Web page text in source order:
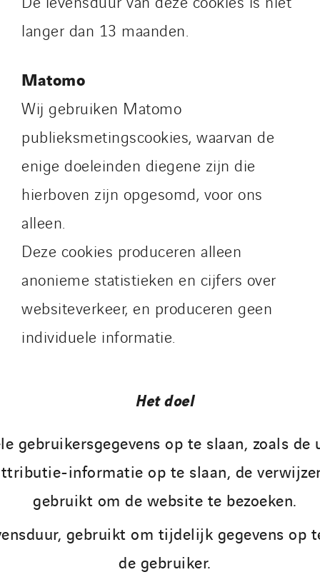
langer dan 13 maanden.
Matomo
Wij gebruiken Matomo
publieksmetingscookies, waarvan de
enige doeleinden diegene zijn die
hierboven zijn opgesomd, voor ons
alleen.
Deze cookies produceren alleen
anonieme statistieken en cijfers over
websiteverkeer, en produceren geen
individuele informatie.
Het doel
gebruikersgegevens op te slaan, zoals de
informatie op te slaan, de
gebruikt om de website te bezoeken.
gebruikt om tijdelijk gegevens op
de gebruiker.